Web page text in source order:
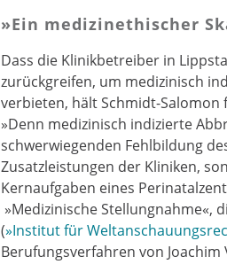
»Ein medizinethischer
Dass die Klinikbetreiber in
zurückgreifen, um medizinisch
verbieten, hält Schmidt-Salomon
»Denn medizinisch indizierte
schwerwiegenden Fehlbildung
Zusatzleistungen der Kliniken,
Kernaufgaben eines
»Medizinische Stellungnahme«,
(»Institut für
Berufungsverfahren von Joachim